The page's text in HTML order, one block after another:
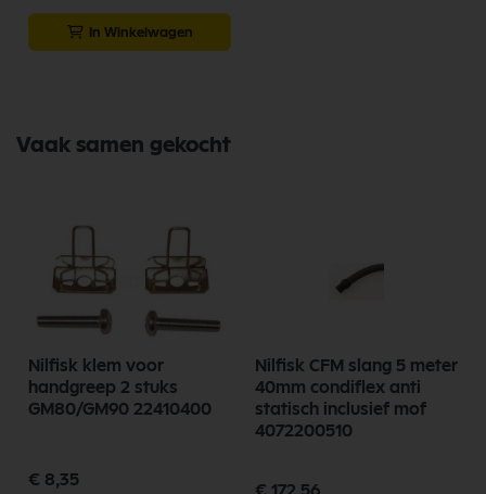
In Winkelwagen
Vaak samen gekocht
Nilfisk klem voor
handgreep 2 stuks
GM80/GM90 22410400
€ 8,35
Nilfisk CFM slang 5 meter
40mm condiflex anti
statisch inclusief mof
4072200510